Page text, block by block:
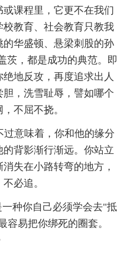
课程里，它更不在我们
教育、社会教育只教我
华盛顿、悬梁刺股的孙
茨，都是成功的典范。即
地反攻，再度追求出人
，洗雪耻辱，譬如哪个
不屈不挠。
意味着，你和他的缘分
背影渐行渐远。你站立
失在小路转弯的地方，
必追。
种你自己必须学会去"抵
容易把你绑死的圈套。